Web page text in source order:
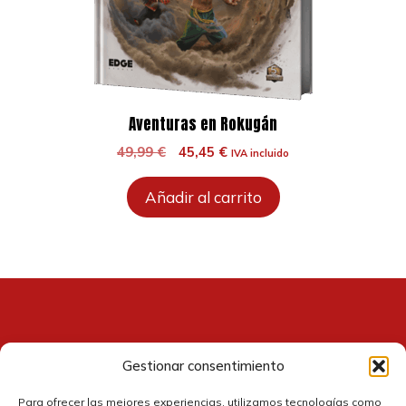
Gestionar consentimiento
Para ofrecer las mejores experiencias, utilizamos tecnologías como
Aventuras en Rokugán
49,99€
El
original
era:
45,45 €El
actual
es:
IVA incluido
Añadir al carrito